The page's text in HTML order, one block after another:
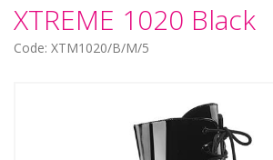
XTREME 1020 Black
Code: XTM1020/B/M/5